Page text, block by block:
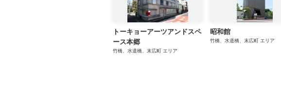
トーキョーアーツアンドスペ
ース本郷
竹橋、水道橋、末広町 エリア
昭和館
竹橋、水道橋、末広町 エリア